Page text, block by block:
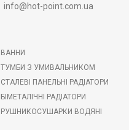
info@hot-point.com.ua
ВАННИ
ТУМБИ З УМИВАЛЬНИКОМ
СТАЛЕВІ ПАНЕЛЬНІ РАДІАТОРИ
БІМЕТАЛІЧНІ РАДІАТОРИ
РУШНИКОСУШАРКИ ВОДЯНІ